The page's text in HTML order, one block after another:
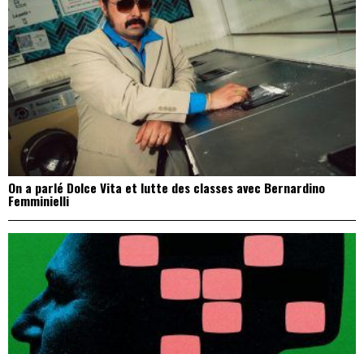
On a parlé Dolce Vita et lutte des classes avec Bernardino
Femminielli